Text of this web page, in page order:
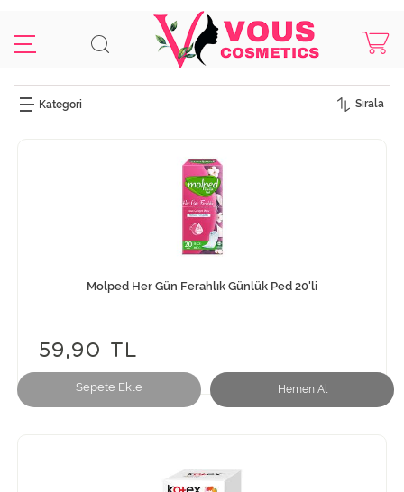
Sırala
Sepete Ekle Hemen Al
Molped Her Gün Ferahlık Günlük Ped 20'li
59,90 TL